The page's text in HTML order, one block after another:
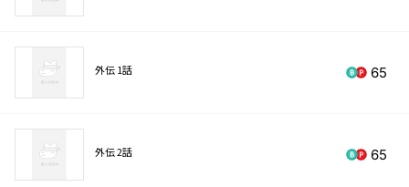
外伝 1話 65
外伝 2話 65